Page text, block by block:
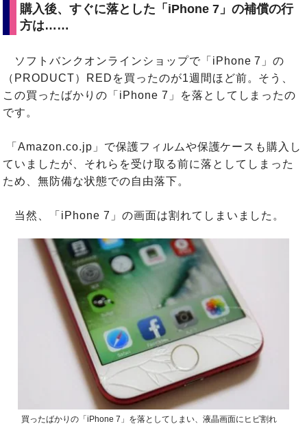
購入後、すぐに落とした「iPhone 7」の補償の行
方は……
ソフトバンクオンラインショップで「iPhone 7」の
（PRODUCT）REDを買ったのが1週間ほど前。そう、
この買ったばかりの「iPhone 7」を落としてしまったの
です。
「Amazon.co.jp」で保護フィルムや保護ケースも購入し
ていましたが、それらを受け取る前に落としてしまった
ため、無防備な状態での自由落下。
当然、「iPhone 7」の画面は割れてしまいました。
買ったばかりの「iPhone 7」を落としてしまい、液晶画面にヒビ割れ